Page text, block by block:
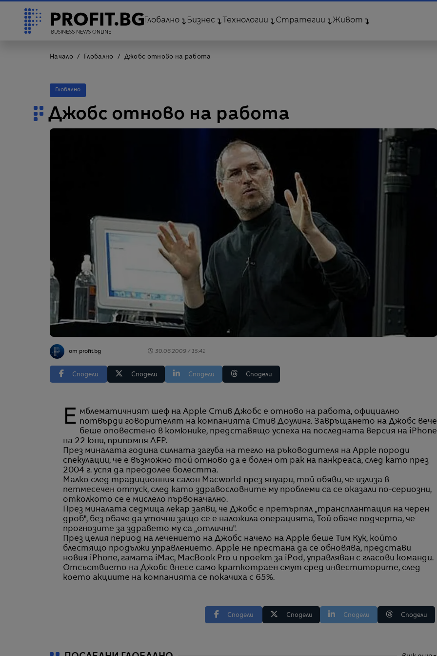
Глобално Бизнес Технологии Стратегии Живот
Начало Глобално Джобс отново на работа
Глобално
Джобс отново на работа
от profit.bg 30.06.2009 / 15:41
Сподели Сподели Сподели Сподели
Емблематичният шеф на Apple Стив Джобс е отново на работа, официално потвърди говорителят на компанията Стив Доулинг. Завръщането на Джобс вече
беше оповестено в комюнике, представящо успеха на последната версия на iPhone
на 22 юни, припомня AFP.
През миналата година силната загуба на тегло на ръководителя на Apple породи
спекулации, че е възможно той отново да е болен от рак на панкреаса, след като през
2004 г. успя да преодолее болестта.
Малко след традиционния салон Macworld през януари, той обяви, че излиза в
петмесечен отпуск, след като здравословните му проблеми са се оказали по-сериозни,
отколкото се е мислело първоначално.
През миналата седмица лекар заяви, че Джобс е претърпял „трансплантация на черен
дроб", без обаче да уточни защо се е наложила операцията, Той обаче подчерта, че
прогнозите за здравето му са „отлични".
През целия период на лечението на Джобс начело на Apple беше Тим Кук, който
блестящо продължи управлението. Apple не престана да се обновява, представи
новия iPhone, гамата iMac, MacBook Pro и проект за iPod, управляван с гласови команди.
Отсъствието на Джобс внесе само краткотраен смут сред инвеститорите, след
което акциите на компанията се покачиха с 65%.
Сподели Сподели Сподели Сподели